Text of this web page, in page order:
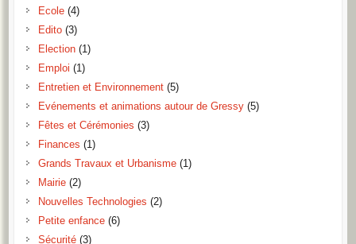
Ecole(4)
Edito(3)
Election(1)
Emploi (1)
Entretien et Environnement(5)
Evénements et animations autour de Gressy(5)
Fêtes et Cérémonies (3)
Finances (1)
Grands Travaux et Urbanisme(1)
Mairie(2)
Nouvelles Technologies (2)
Petite enfance(6)
Sécurité(3)